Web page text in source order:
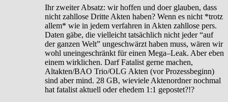
Ihr zweiter Absatz: wir hoffen und doer glauben, dass
nicht zahllose Dritte Akten haben? Wenn es nicht *trotz
allem* wie in jedem verfahren in Akten zahllose pers.
Daten gäbe, die vielleicht tatsächlich nicht jeder “auf
der ganzen Welt” ungeschwärzt haben muss, wären wir
wohl uneingeschränkt für einen Mega–Leak. Aber eben
einem wirklichen. Darf Fatalist gerne machen,
Altakten/BAO Trio/OLG Akten (vor Prozessbeginn)
sind aber mind. 28 GB, wieviele Aktenordner nochmal
hat fatalist aktuell oder ehedem 1:1 gepostet?!?